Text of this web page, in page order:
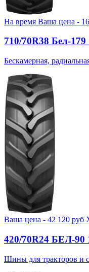
На время Ваша цена -
710/70R38 Бел-
Бескамерная,
Ваша цена - 42 120 руб
420/70R24 БЕЛ-
Шины для тракторов и